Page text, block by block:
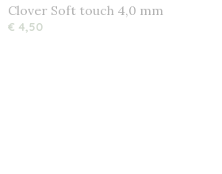
Clover Soft touch 4,0 mm
€ 4,50